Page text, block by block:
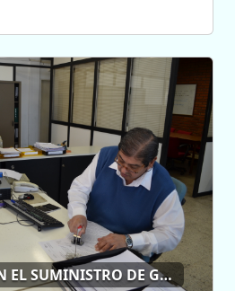
RESTRICCIONES EN EL SUMINISTRO DE GAS NATURAL